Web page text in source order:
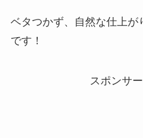
ベタつかず、自然な仕上が
です！
スポンサ